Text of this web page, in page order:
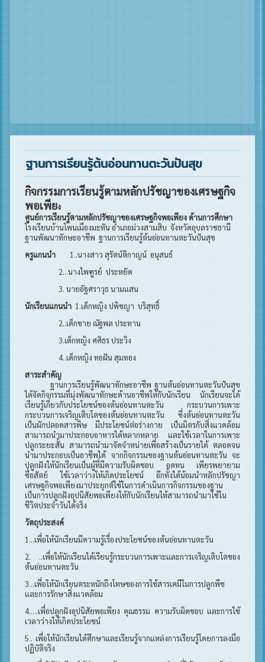
ฐานการเรียนรู้ต้นอ่อนทานตะวันปันสุข
กิจกรรมการเรียนรู้ตามหลักปรัชญาของเศรษฐกิจ
พอเพียง
ศูนย์การเรียนรู้ตามหลักปรัชญาของเศรษฐกิจพอเพียง ด้านการศึกษา
โรงเรียนบ้านโพนเมืองมะทัน อำเภอม่วงสามสิบ จังหวัดอุบลราชธานี
ฐานพัฒนาทักษะอาชีพ ฐานการเรียนรู้ต้นอ่อนทานตะวันปันสุข
ครูแกนนำ 1..นางสาว สุรัตน์ติกาญน์ อนุสนธ์
2...นางไพฑูรย์ ประหยัด
3. นายอัฐศราวุธ นามแสน
นักเรียนแกนนำ 1.เด็กหญิง ปพิชญา บริสุทธิ์
2..เด็กชาย ณัฐพล ประทาน
3.เด็กหญิง ศศิธร ประวิง
4..เด็กหญิง ทอฝัน สุมทอง
สาระสำคัญ
ฐานการเรียนรู้พัฒนาทักษะอาชีพ ฐานต้นอ่อนทานตะวันปันสุข
ได้จัดกิจกรรมที่มุ่งพัฒนาทักษะด้านอาชีพให้กับนักเรียน นักเรียนจะได้
เรียนรู้เกี่ยวกับประโยชน์ของต้นอ่อนทานตะวัน กระบวนการเพาะ
กระบวนการเจริญเติบโตของต้นอ่อนทานตะวัน ซึ่งต้นอ่อนทานตะวัน
เป็นผักปลอดสารพิษ มีประโยชน์ต่อร่างกาย เป็นมิตรกับสิ่งแวดล้อม
สามารถนำมาประกอบอาหารได้หลากหลาย และใช้เวลาในการเพาะ
ปลูกระยะสั้น สามารถนำมาจัดจำหน่ายเพื่อสร้างเป็นรายได้ ตลอดจน
นำมาประกอบเป็นอาชีพได้ จากกิจกรรมของฐานต้นอ่อนทานตะวัน จะ
ปลูกฝังให้นักเรียนเป็นผู้ที่มีความรับผิดชอบ อดทน เพียรพยายาม
ซื่อสัตย์ ใช้เวลาว่างให้เกิดประโยชน์ อีกทั้งได้น้อมนำหลักปรัชญา
เศรษฐกิจพอเพียงมาประยุกต์ใช้ในการดำเนินการกิจกรรมของฐาน
เป็นการปลูกฝังอุปนิสัยพอเพียงให้กับนักเรียนให้สามารถนำมาใช้ใน
ชีวิตประจำวันได้จริง
วัตถุประสงค์
1...เพื่อให้นักเรียนมีความรู้เรื่องประโยชน์ของต้นอ่อนทานตะวัน
2. ..เพื่อให้นักเรียนได้เรียนรู้กระบวนการเพาะและการเจริญเติบโตของ
ต้นอ่อนทานตะวัน
3...เพื่อให้นักเรียนตระหนักถึงโทษของการใช้สารเคมีในการปลูกพืช
และการรักษาสิ่งแวดล้อม
4.....เพื่อปลูกฝังอุปนิสัยพอเพียง คุณธรรม ความรับผิดชอบ และการใช้
เวลาว่างให้เกิดประโยชน์
5.. เพื่อให้นักเรียนได้ศึกษาและเรียนรู้จากแหล่งการเรียนรู้โดยการลงมือ
ปฏิบัติจริง